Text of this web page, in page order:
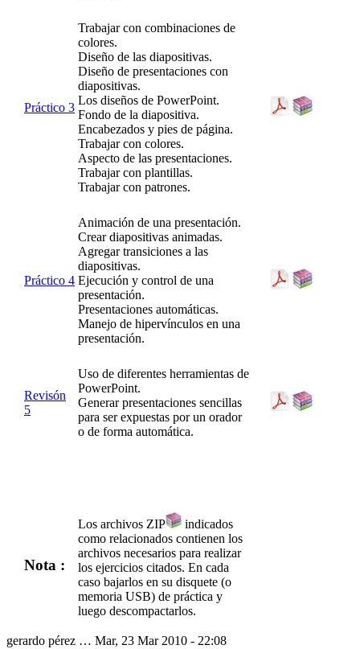
Práctico 3
Trabajar con combinaciones de
colores.
Diseño de las diapositivas.
Diseño de presentaciones con
diapositivas.
Los diseños de PowerPoint.
Fondo de la diapositiva.
Encabezados y pies de página.
Trabajar con colores.
Aspecto de las presentaciones.
Trabajar con plantillas.
Trabajar con patrones.
Práctico 4
Animación de una presentación.
Crear diapositivas animadas.
Agregar transiciones a las
diapositivas.
Ejecución y control de una
presentación.
Presentaciones automáticas.
Manejo de hipervínculos en una
presentación.
Revisón
5
Uso de diferentes herramientas de
PowerPoint.
Generar presentaciones sencillas
para ser expuestas por un orador
o de forma automática.
Nota :
Los archivos ZIP
indicados
como relacionados contienen los
archivos necesarios para realizar
los ejercicios citados. En cada
caso bajarlos en su disquete (o
memoria USB) de práctica y
luego descompactarlos.
gerardo pérez … Mar, 23 Mar 2010 - 22:08